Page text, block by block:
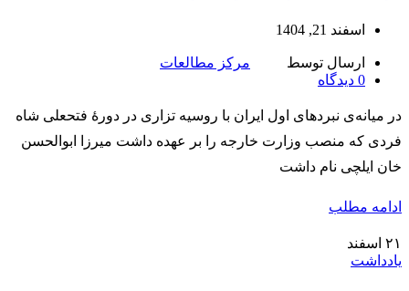
اسفند 21, 1404
ارسال توسط
مرکز مطالعات
0 دیدگاه
در میانه‌ی نبردهای اول ایران با روسیه تزاری در دورۀ فتحعلی شاه
فردی که منصب وزارت خارجه را بر عهده داشت میرزا ابوالحسن
خان ایلچی نام داشت
ادامه مطلب
۲۱ اسفند
یادداشت